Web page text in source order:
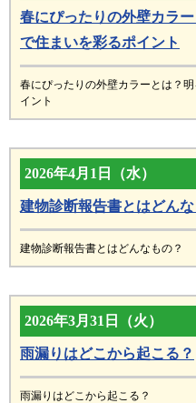
春にぴったりの外壁カラ
で住まいを彩るポイント
春にぴったりの外壁カラーとは？
イント
2026年4月1日（水）
建物診断報告書とはどんな
建物診断報告書とはどんなもの？
2026年3月31日（火）
雨漏りはどこから起こる？
雨漏りはどこから起こる？